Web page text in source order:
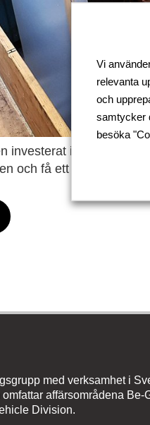
investerat i en ny
och få ett bättre flöde i
med verksamhet i
affärsområdena Be-
Division.
Vi
relevanta
och
samtycker
besöka